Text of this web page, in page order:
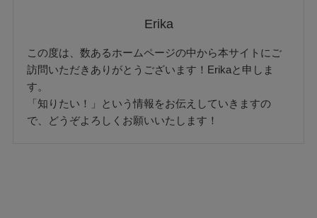
Erika
この度は、数あるホームページの中から本サイトにご
訪問いただきありがとうございます！Erikaと申しま
す。
「知りたい！」という情報をお伝えしていきますの
で、どうぞよろしくお願いいたします！